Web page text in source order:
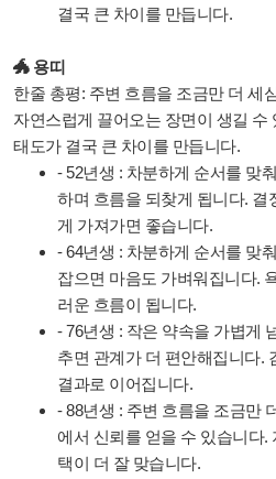
결국 큰 차이를 만듭니다.
🐲 용띠
한줄 총평: 주변 흐름을 조금만 더 세
자연스럽게 끌어오는 장면이 생길 수
태도가 결국 큰 차이를 만듭니다.
- 52년생 : 차분하게 순서를 맞
하며 흐름을 되찾게 됩니다. 결
게 가져가면 좋습니다.
- 64년생 : 차분하게 순서를 맞
잡으면 마음도 가벼워집니다.
러운 흐름이 됩니다.
- 76년생 : 작은 약속을 가볍게
추면 관계가 더 편안해집니다.
결과로 이어집니다.
- 88년생 : 주변 흐름을 조금만
에서 신뢰를 얻을 수 있습니다.
택이 더 잘 맞습니다.